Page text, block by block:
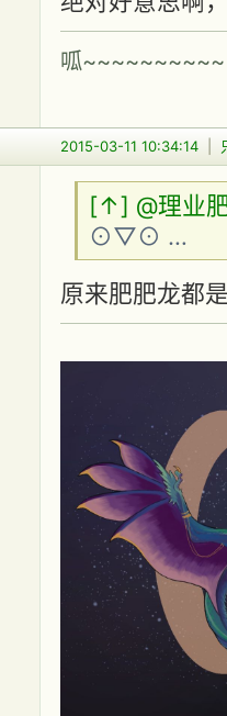
呱~~~~~~~~~~
2015-03-11 10:34:14
[↑] @理业
⊙▽⊙ …
原来肥肥龙都